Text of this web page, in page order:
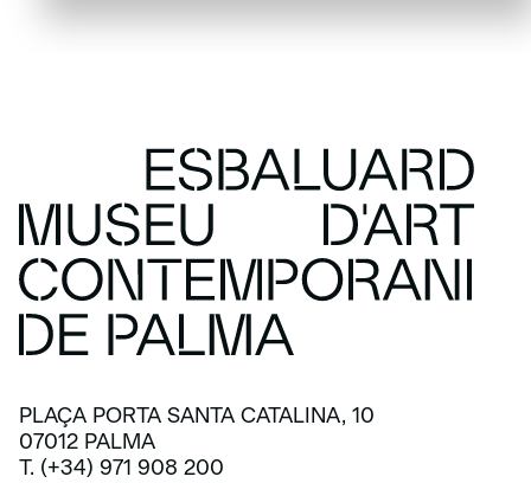
PLAÇA PORTA SANTA CATALINA, 10
07012 PALMA
T. (+34) 971 908 200